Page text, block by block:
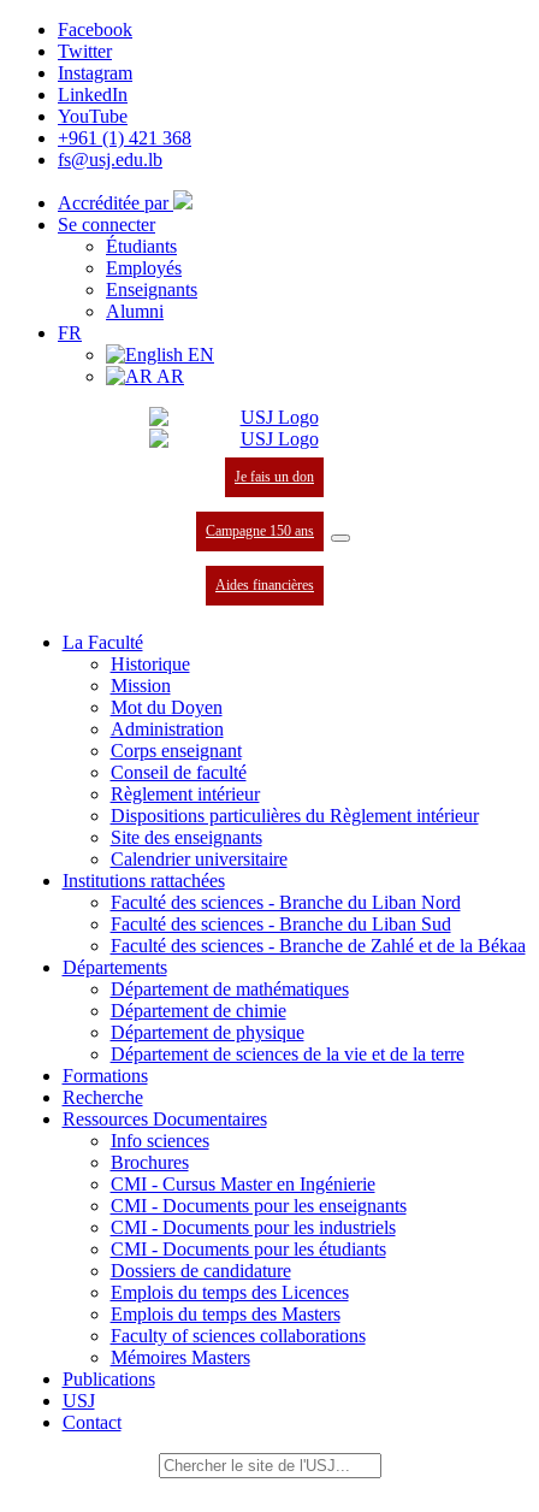
Facebook
Twitter
Instagram
LinkedIn
YouTube
+961 (1) 421 368
fs@usj.edu.lb
Accréditée par
Se connecter
Étudiants
Employés
Enseignants
Alumni
FR
EN
AR
Je fais un don
Campagne 150 ans
Aides financières
La Faculté
Historique
Mission
Mot du Doyen
Administration
Corps enseignant
Conseil de faculté
Règlement intérieur
Dispositions particulières du Règlement intérieur
Site des enseignants
Calendrier universitaire
Institutions rattachées
Faculté des sciences - Branche du Liban Nord
Faculté des sciences - Branche du Liban Sud
Faculté des sciences - Branche de Zahlé et de la Békaa
Départements
Département de mathématiques
Département de chimie
Département de physique
Département de sciences de la vie et de la terre
Formations
Recherche
Ressources Documentaires
Info sciences
Brochures
CMI - Cursus Master en Ingénierie
CMI - Documents pour les enseignants
CMI - Documents pour les industriels
CMI - Documents pour les étudiants
Dossiers de candidature
Emplois du temps des Licences
Emplois du temps des Masters
Faculty of sciences collaborations
Mémoires Masters
Publications
USJ
Contact